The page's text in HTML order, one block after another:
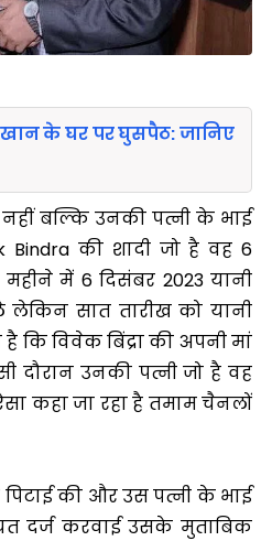
के घर पर घुसपैठ: जानिए
बल्कि उनकी पत्नी के भाई
Bindra की शादी जो है वह 6
में 6 दिसंबर 2023 यानी
सात तारीख को यानी
कि विवेक बिंद्रा की अपनी मां
दौरान उनकी पत्नी जो है वह
कहा जा रहा है तमाम चैनलों
पिटाई की और उस पत्नी के भाई
दर्ज करवाई उसके मुताबिक